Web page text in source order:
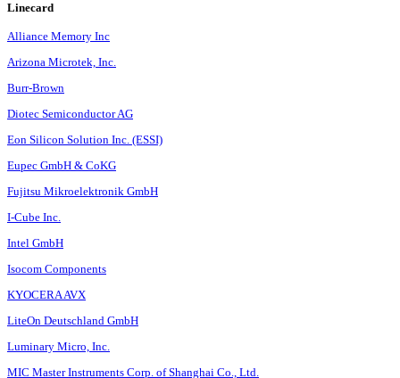
Programmierbare ICs (ASIC, FPGA,..)
Schalter
Schnittstellen-ICs
Speicher-ICs
Timing/Quarze
Linecard
Alliance Memory Inc
Arizona Microtek, Inc.
Burr-Brown
Diotec Semiconductor AG
Eon Silicon Solution Inc. (ESSI)
Eupec GmbH & CoKG
Fujitsu Mikroelektronik GmbH
I-Cube Inc.
Intel GmbH
Isocom Components
KYOCERA AVX
LiteOn Deutschland GmbH
Luminary Micro, Inc.
MIC Master Instruments Corp. of Shanghai Co., Ltd.